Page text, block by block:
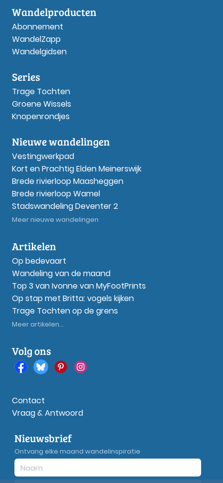
Wandelproducten
Abonnement
WandelZapp
Wandelgidsen
Series
Trage Tochten
Groene Wissels
Knopenrondjes
Nieuwe wandelingen
Vestingwerkpad
Kort en Prachtig Elden Meinerswijk
Brede rivierloop Maasheggen
Brede rivierloop Wamel
Stadswandeling Deventer 2
Meer nieuwe wandelingen
Artikelen
Op bedevaart
Wandeling van de maand
Top 3 van Ivonne van MyFootPrints
Op stap met Britta: vogels kijken
Trage Tochten op de grens
Meer artikelen...
Volg ons
Contact
Vraag & Antwoord
Nieuwsbrief
Ontvang elke maand wandelinspiratie